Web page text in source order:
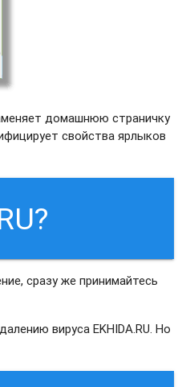
домашнюю страничку
свойства ярлыков
сразу же принимайтесь
вируса EKHIDA.RU. Но